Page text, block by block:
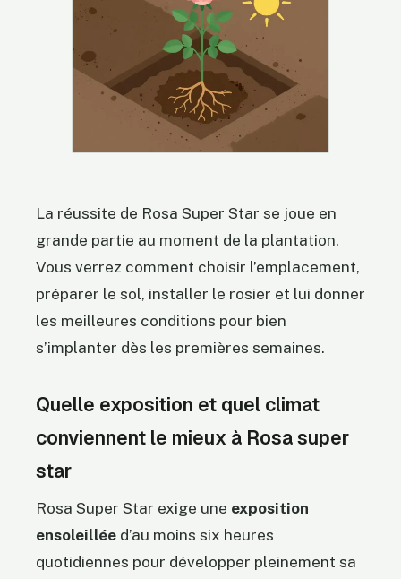
La réussite de Rosa Super Star se joue en
grande partie au moment de la plantation.
Vous verrez comment choisir l’emplacement,
préparer le sol, installer le rosier et lui donner
les meilleures conditions pour bien
s’implanter dès les premières semaines.
Quelle exposition et quel climat
conviennent le mieux à Rosa super
star
Rosa Super Star exige une exposition
ensoleillée d’au moins six heures
quotidiennes pour développer pleinement sa